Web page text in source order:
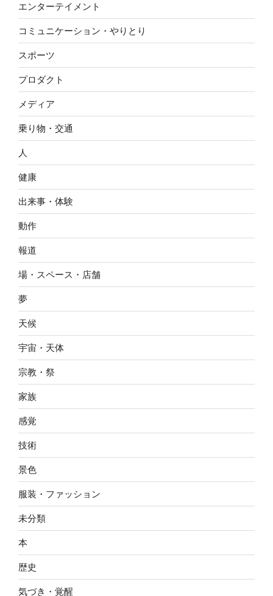
エンターテイメント
コミュニケーション・やりとり
スポーツ
プロダクト
メディア
乗り物・交通
人
健康
出来事・体験
動作
報道
場・スペース・店舗
夢
天候
宇宙・天体
宗教・祭
家族
感覚
技術
景色
服装・ファッション
未分類
本
歴史
気づき・覚醒